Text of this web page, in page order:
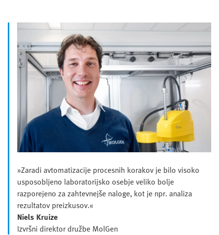
»Zaradi avtomatizacije procesnih korakov je bilo visoko
usposobljeno laboratorijsko osebje veliko bolje
razporejeno za zahtevnejše naloge, kot je npr. analiza
rezultatov preizkusov.«
Niels Kruize
Izvršni direktor družbe MolGen